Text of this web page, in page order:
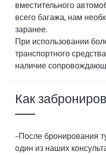
вместительного
всего багажа, нам
заранее.
При использовании
транспортного
наличие
Как
-После бронирования
один из наших